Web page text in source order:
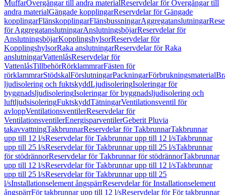
MuffarÖvergångar till andra materialReservdelar för Övergångar till
andra materialGängade kopplingarReservdelar för Gängade
kopplingarFlänskopplingarFlänsbussningarAggregatanslutningar
för AggregatanslutningarAnslutningsböjarReservdelar för
AnslutningsböjarKopplingshylsorReservdelar för
KopplingshylsorRaka anslutningarReservdelar för Raka
anslutningarVattenlåsReservdelar för
VattenlåsTillbehörRörklammrarFästen för
rörklammrarStödskalFörslutningarPackningarFörbrukningsmaterial
ljudisolering och fuktskyddLjudisoleringIsoleringar för
byggnadsljudisoleringIsoleringar för byggnadsljudisolering och
luftljudsisoleringFuktskyddTätningarVentilationsventil för
avloppVentilationsventilerReservdelar för
VentilationsventilerEnergisparventilerGeberit Pluvia
takavvattningTakbrunnarReservdelar för TakbrunnarTakbrunnar
upp till 12 l/sReservdelar för Takbrunnar upp till 12 l/sTakbrunnar
upp till 25 l/sReservdelar för Takbrunnar upp till 25 l/sTakbrunnar
för stödrännorReservdelar för Takbrunnar för stödrännorTakbrunnar
upp till 12 l/sReservdelar för Takbrunnar upp till 12 l/sTakbrunnar
upp till 25 l/sReservdelar för Takbrunnar upp till 25
l/sInstallationselement ångspärrReservdelar för Installationselement
ångspärrFör takbrunnar upp till 12 l/sReservdelar för För takbrunnar